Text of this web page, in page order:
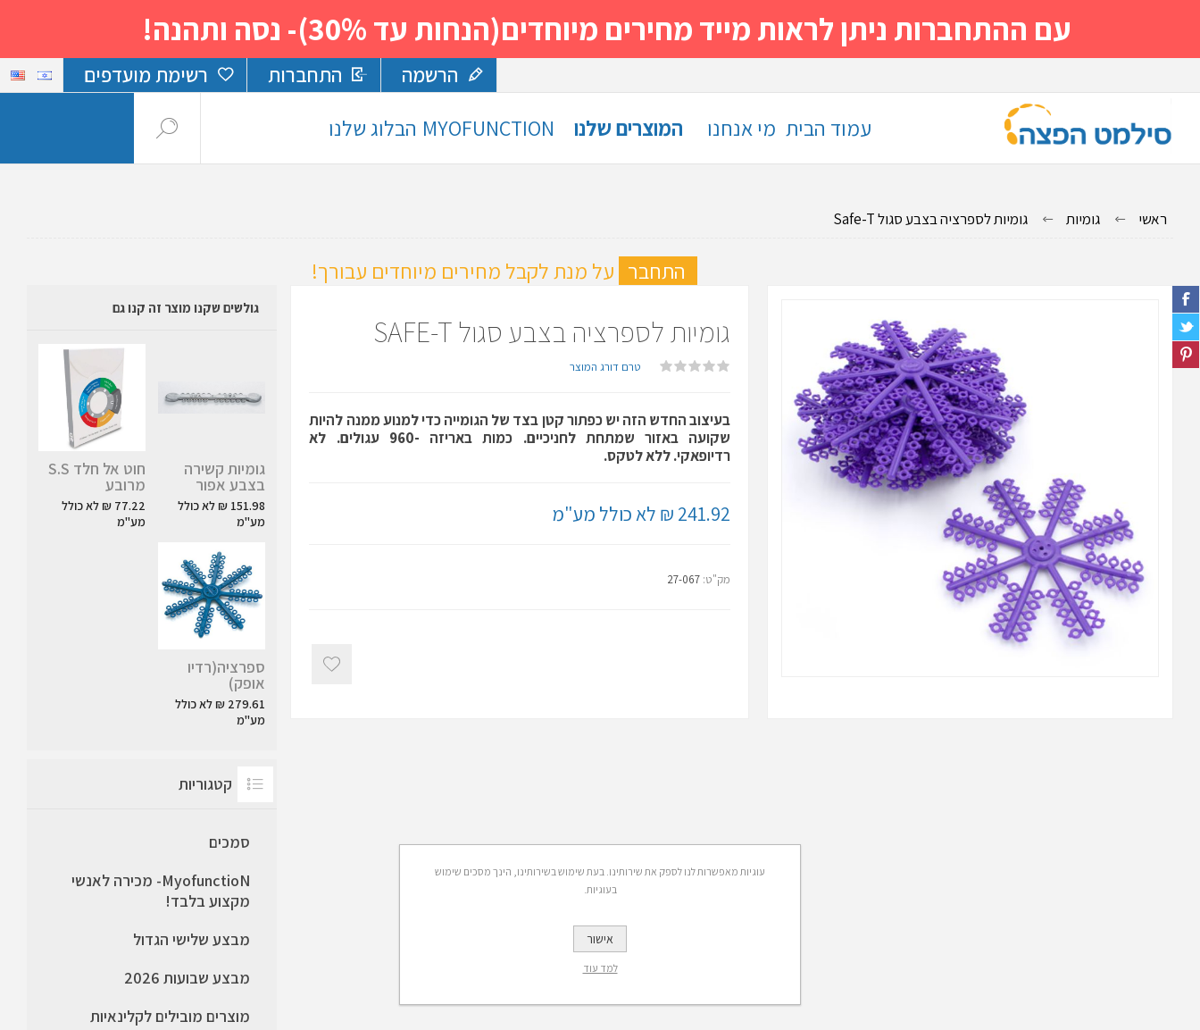
עם ההתחברות ניתן לראות מייד מחירים מיוחדים(הנחות עד 30%)- נסה ותהנה!
הרשמה התחברות רשימת מועדפים
עמוד הבית מי אנחנו המוצרים שלנו MYOFUNCTION הבלוג שלנו
ראשי גומיות גומיות לספרציה בצבע סגול Safe-T
התחבר על מנת לקבל מחירים מיוחדים עבורך!
גומיות לספרציה בצבע סגול SAFE-T
טרם דורג המוצר
בעיצוב החדש הזה יש כפתור קטן בצד של הגומייה כדי למנוע ממנה להיות
שקועה באזור שמתחת לחניכיים. כמות באריזה -960 עגולים. לא
רדיופאקי. ללא לטקס.
241.92 ₪ לא כולל מע"מ
מק"ט: 27-067
גולשים שקנו מוצר זה קנו גם
גומיות קשירה
בצבע אפור
151.98 ₪ לא כולל
מע"מ
חוט אל חלד S.S
מרובע
77.22 ₪ לא כולל
מע"מ
ספרציה(רדיו
אופק)
279.61 ₪ לא כולל
מע"מ
קטגוריות
סמכים
MyofunctioN- מכירה לאנשי
מקצוע בלבד!
מבצע שלישי הגדול
מבצע שבועות 2026
מוצרים מובילים לקלינאיות
עוגיות מאפשרות לנו לספק את שירותינו. בעת שימוש בשירותינו, הינך מסכים שימוש
בעוגיות.
אישור
למד עוד